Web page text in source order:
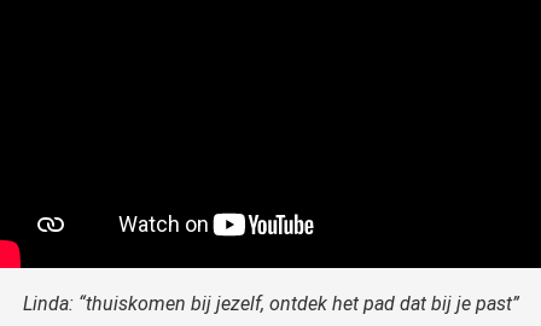
Linda: “thuiskomen bij jezelf, ontdek het pad dat bij je past”